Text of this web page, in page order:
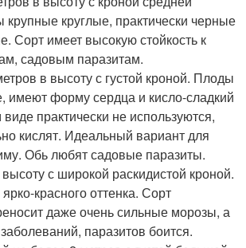
крупные круглые, практически черные
Сорт имеет высокую стойкость к
садовым паразитам.
в высоту с густой кроной. Плоды
имеют форму сердца и кисло-сладкий
практически не используются,
кислят. Идеальный вариант для
Обь любят садовые паразиты.
с широкой раскидистой кроной.
красного оттенка. Сорт
даже очень сильные морозы, а
паразитов боится.